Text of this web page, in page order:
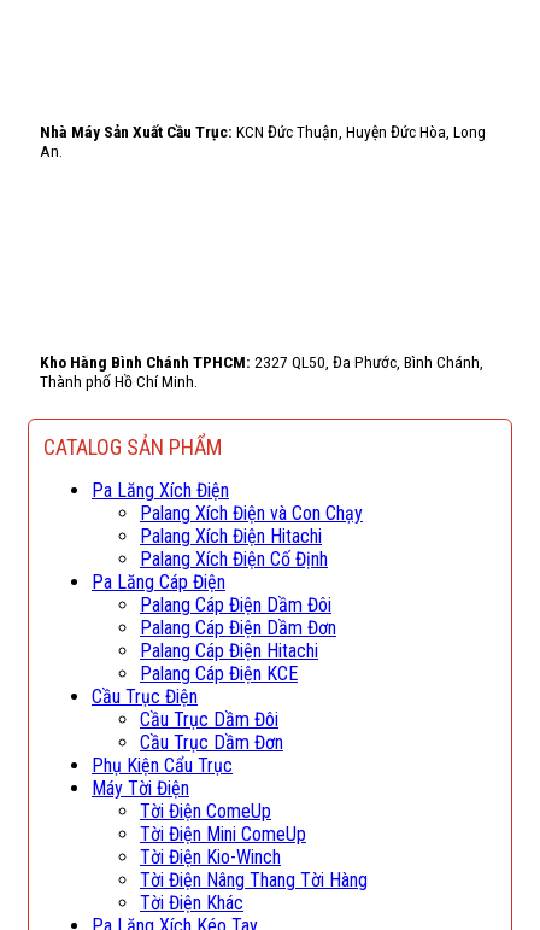
Nhà Máy Sản Xuất Cầu Trục: KCN Đức Thuận, Huyện Đức Hòa, Long
An.
Kho Hàng Bình Chánh TPHCM: 2327 QL50, Đa Phước, Bình Chánh,
Thành phố Hồ Chí Minh.
CATALOG SẢN PHẨM
Pa Lăng Xích Điện
Palang Xích Điện và Con Chạy
Palang Xích Điện Hitachi
Palang Xích Điện Cố Định
Pa Lăng Cáp Điện
Palang Cáp Điện Dầm Đôi
Palang Cáp Điện Dầm Đơn
Palang Cáp Điện Hitachi
Palang Cáp Điện KCE
Cầu Trục Điện
Cầu Trục Dầm Đôi
Cầu Trục Dầm Đơn
Phụ Kiện Cẩu Trục
Máy Tời Điện
Tời Điện ComeUp
Tời Điện Mini ComeUp
Tời Điện Kio-Winch
Tời Điện Nâng Thang Tời Hàng
Tời Điện Khác